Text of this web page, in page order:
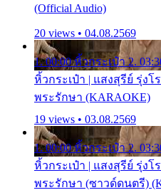
(Official Audio)
20 views • 04.08.2569
1. 00:00 หิ้วกระเป๋า 2.
หิ้วกระเป๋า | แสงสุรีย์ รุ่งโ
พระรักษา (KARAOKE)
19 views • 03.08.2569
1. 00:00 หิ้วกระเป๋า 2.
หิ้วกระเป๋า | แสงสุรีย์ รุ่งโ
พระรักษา (ซาวด์ดนตรี)